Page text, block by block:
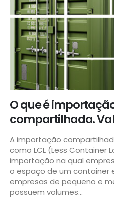
O que é
compartilhada.
A importação
como LCL (Less Container
importação na qual
o espaço de um container
empresas de pequeno e
possuem volumes...